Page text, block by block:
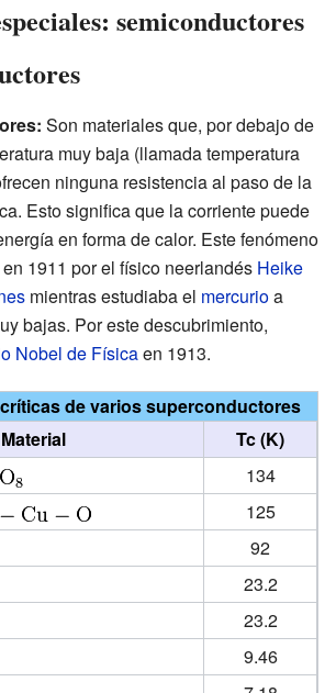
semiconductores
Son materiales que, por debajo de
muy baja (llamada temperatura
ninguna resistencia al paso de la
Esto significa que la corriente puede
en forma de calor. Este fenómeno
1911 por el físico neerlandés Heike
mientras estudiaba el mercurioa
bajas. Por este descubrimiento,
Nobel de Físicaen 1913.
de varios superconductores
Material
Tc (K)
134
125
92
23.2
23.2
9.46